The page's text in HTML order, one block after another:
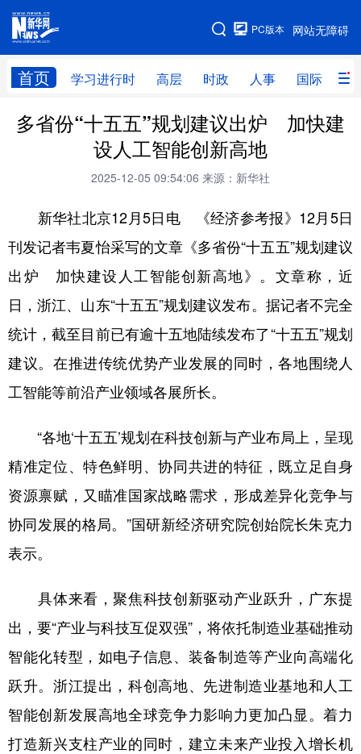
网站无障碍
PC版本
首页 学习进行时 高层 时政 人事 国际 财
网站地图
学习进行时 高层 时政 人事
财经 网评
全球连线
科技 科创 量子 体育
文化 书画 健康 军事
法律 中央文件 金融 汽车
食品 人居 信息化 数字经济
学术中国 乡村振兴 银龄
彩票 娱乐 时尚 悦读
公益 一带一路 亚太网 上市公司
文化产业
地方频道
北京 天津 河北 山西
辽宁 吉林 上海 江苏
浙江 安徽 福建 江西
山东 河南 湖北 湖南
多省份“十五五”规划建议出炉 加快建
设人工智能创新高地
2025-12-05 09:54:06 来源：新华社
新华社北京12月5日电 《经济参考报》12月5日
刊发记者韦夏怡采写的文章《多省份“十五五”规划建议
出炉 加快建设人工智能创新高地》。文章称，近
日，浙江、山东“十五五”规划建议发布。据记者不完全
统计，截至目前已有逾十五地陆续发布了“十五五”规划
建议。在推进传统优势产业发展的同时，各地围绕人
工智能等前沿产业领域各展所长。
“各地‘十五五’规划在科技创新与产业布局上，呈现
精准定位、特色鲜明、协同共进的特征，既立足自身
资源禀赋，又瞄准国家战略需求，形成差异化竞争与
协同发展的格局。”国研新经济研究院创始院长朱克力
表示。
具体来看，聚焦科技创新驱动产业跃升，广东提
出，要“产业与科技互促双强”，将依托制造业基础推动
智能化转型，如电子信息、装备制造等产业向高端化
跃升。浙江提出，科创高地、先进制造业基地和人工
智能创新发展高地全球竞争力影响力更加凸显。着力
打造新兴支柱产业的同时，建立未来产业投入增长机